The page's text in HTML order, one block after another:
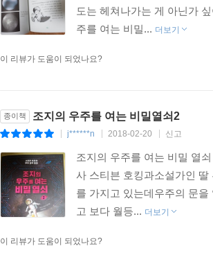
도는 헤쳐나가는 게 아닌가
주를 여는 비밀... 더보기
이 리뷰가 도움이 되었나요?
종이책 조지의 우주를 여는 비밀열쇠2
j******n 2018-02-20 신고
조지의 우주를 여는 비밀 열
사 스티븐 호킹과소설가인
를 가지고 있는데우주의 문
고 보다 월등... 더보기
이 리뷰가 도움이 되었나요?